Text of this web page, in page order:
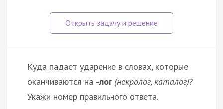
Куда падает ударение в словах, которые
оканчиваются на -лог (некролог, каталог)?
Укажи номер правильного ответа.